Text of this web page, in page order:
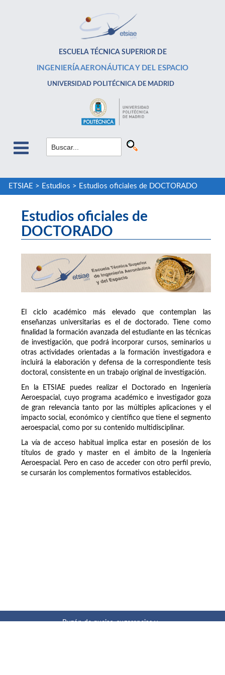
ESCUELA TÉCNICA SUPERIOR DE
INGENIERÍA AERONÁUTICA Y DEL ESPACIO
UNIVERSIDAD POLITÉCNICA DE MADRID
ETSIAE > Estudios > Estudios oficiales de DOCTORADO
Estudios oficiales de
DOCTORADO
El ciclo académico más elevado que contemplan las
enseñanzas universitarias es el de doctorado. Tiene como
finalidad la formación avanzada del estudiante en las técnicas
de investigación, que podrá incorporar cursos, seminarios u
otras actividades orientadas a la formación investigadora e
incluirá la elaboración y defensa de la correspondiente tesis
doctoral, consistente en un trabajo original de investigación.
En la ETSIAE puedes realizar el Doctorado en Ingeniería
Aeroespacial, cuyo programa académico e investigador goza
de gran relevancia tanto por las múltiples aplicaciones y el
impacto social, económico y científico que tiene el segmento
aeroespacial, como por su contenido multidisciplinar.
La vía de acceso habitual implica estar en posesión de los
títulos de grado y master en el ámbito de la Ingeniería
Aeroespacial. Pero en caso de acceder con otro perfil previo,
se cursarán los complementos formativos establecidos.
Buzón de quejas, sugerencias y